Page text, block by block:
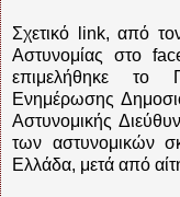
Σχετικό link, από
Αστυνομίας στο
επιμελήθηκε το
Ενημέρωσης
Αστυνομικής
των αστυνομικών
Ελλάδα, μετά από